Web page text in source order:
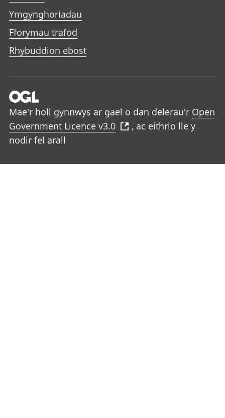
Ymgynghoriadau
Fforymau trafod
Rhybuddion ebost
Mae'r holl gynnwys ar gael o dan delerau'r Open
Government Licence v3.0
, ac eithrio lle y
nodir fel arall